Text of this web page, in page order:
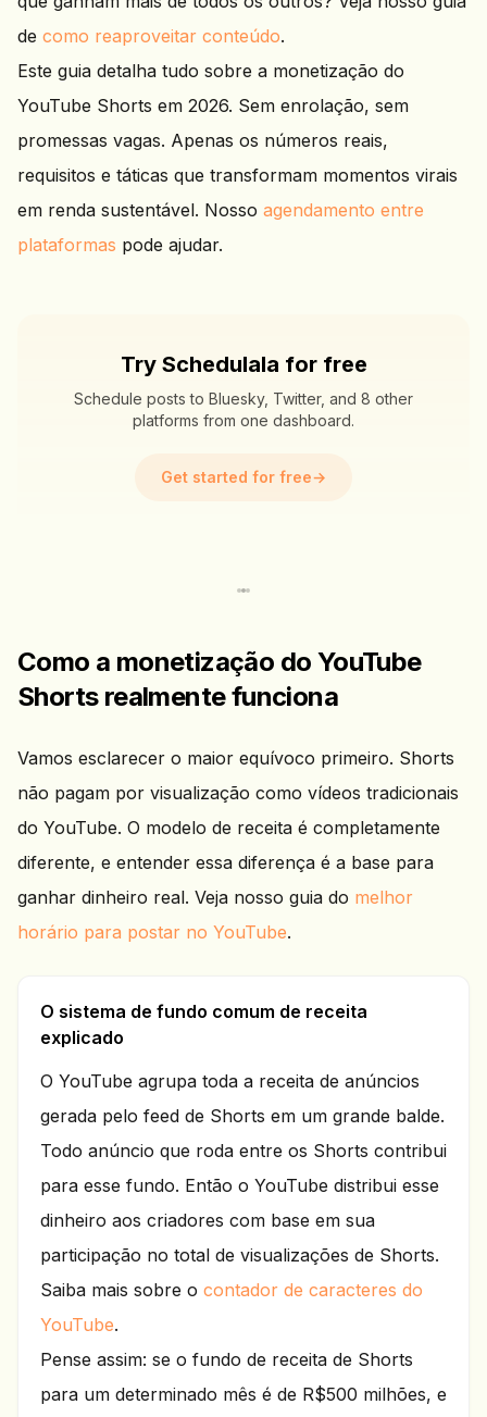
de como reaproveitar conteúdo.
Este guia detalha tudo sobre a monetização do
YouTube Shorts em 2026. Sem enrolação, sem
promessas vagas. Apenas os números reais,
requisitos e táticas que transformam momentos virais
em renda sustentável. Nosso agendamento entre
plataformas pode ajudar.
Try Schedulala for free
Schedule posts to Bluesky, Twitter, and 8 other
platforms from one dashboard.
Get started for free→
Como a monetização do YouTube
Shorts realmente funciona
Vamos esclarecer o maior equívoco primeiro. Shorts
não pagam por visualização como vídeos tradicionais
do YouTube. O modelo de receita é completamente
diferente, e entender essa diferença é a base para
ganhar dinheiro real. Veja nosso guia do melhor
horário para postar no YouTube.
O sistema de fundo comum de receita
explicado
O YouTube agrupa toda a receita de anúncios
gerada pelo feed de Shorts em um grande balde.
Todo anúncio que roda entre os Shorts contribui
para esse fundo. Então o YouTube distribui esse
dinheiro aos criadores com base em sua
participação no total de visualizações de Shorts.
Saiba mais sobre o contador de caracteres do
YouTube.
Pense assim: se o fundo de receita de Shorts
para um determinado mês é de R$500 milhões, e